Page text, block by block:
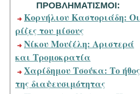
ΠΡΟΒΛΗΜΑΤΙΣΜΟΙ:
Κορνήλιου Καστοριάδη: Οι
ρίζες του μίσους
Νίκου Μουζέλη: Αριστερά
και Τρομοκρατία
Χαρίδημου Τσούκα: Το ήθος
της διαψευσιμότητας